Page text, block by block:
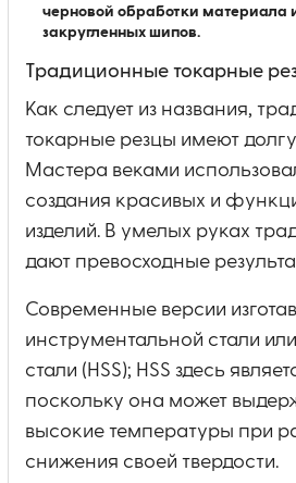
черновой обработки материала
закругленных шипов.
Традиционные токарные
Как следует из названия,
токарные резцы имеют
Мастера веками
создания красивых и
изделий. В умелых руках
дают превосходные
Современные версии
инструментальной стали
стали (HSS); HSS здесь
поскольку она может
высокие температуры при
снижения своей твердости.